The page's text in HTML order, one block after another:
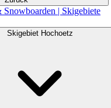
| Skigebiete
Skigebiet Hochoetz